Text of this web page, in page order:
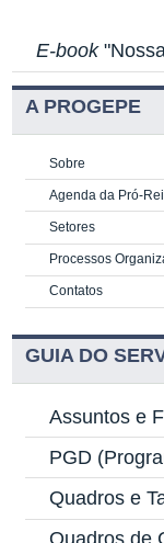
E-book
A PROGEPE
Sobre
Agenda da Pró-
Setores
Processos
Contatos
GUIA DO
Assuntos e
PGD
Quadros e